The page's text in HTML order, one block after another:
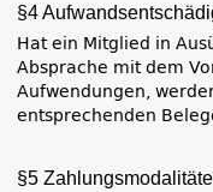
§4
Hat ein Mitglied in
Absprache mit dem
Aufwendungen,
entsprechenden
§5